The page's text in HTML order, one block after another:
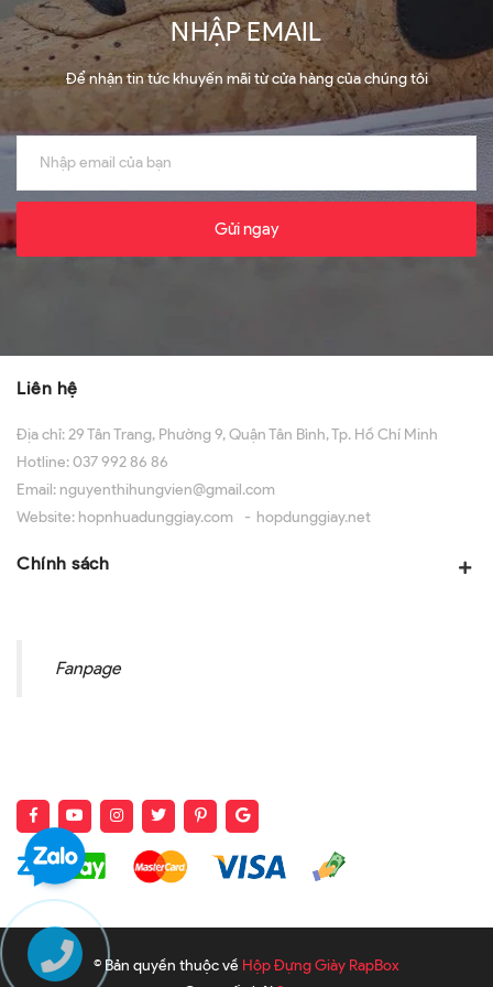
NHẬP EMAIL
Để nhận tin tức khuyến mãi từ cửa hàng của chúng tôi
Gửi ngay
Liên hệ
Địa chỉ:29 Tân Trang, Phường 9, Quận Tân Bình, Tp. Hồ Chí Minh
Hotline:037 992 86 86
Email: nguyenthihungvien@gmail.com
Website: hopnhuadunggiay.com hopdunggiay.net
Chính sách
Fanpage
© Bản quyền thuộc về Hộp Đựng Giày RapBox